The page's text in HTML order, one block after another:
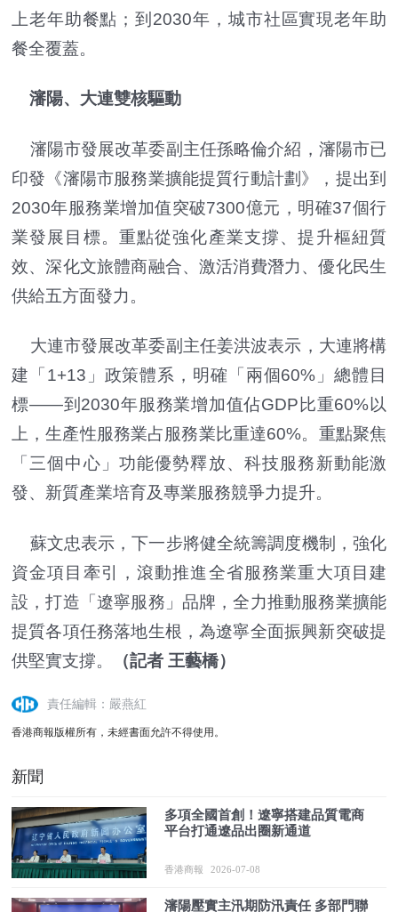
上老年助餐點；到2030年，城市社區實現老年助
餐全覆蓋。
瀋陽、大連雙核驅動
瀋陽市發展改革委副主任孫略倫介紹，瀋陽市已
印發《瀋陽市服務業擴能提質行動計劃》，提出到
2030年服務業增加值突破7300億元，明確37個行
業發展目標。重點從強化產業支撐、提升樞紐質
效、深化文旅體商融合、激活消費潛力、優化民生
供給五方面發力。
大連市發展改革委副主任姜洪波表示，大連將構
建「1+13」政策體系，明確「兩個60%」總體目
標——到2030年服務業增加值佔GDP比重60%以
上，生產性服務業占服務業比重達60%。重點聚焦
「三個中心」功能優勢釋放、科技服務新動能激
發、新質產業培育及專業服務競爭力提升。
蘇文忠表示，下一步將健全統籌調度機制，強化
資金項目牽引，滾動推進全省服務業重大項目建
設，打造「遼寧服務」品牌，全力推動服務業擴能
提質各項任務落地生根，為遼寧全面振興新突破提
供堅實支撐。
（記者 王藝橋）
責任編輯：嚴燕紅
香港商報版權所有，未經書面允許不得使用。
新聞
多項全國首創！遼寧搭建品質電商
平台打通遼品出圈新通道
香港商報 2026-07-08
瀋陽壓實主汛期防汛責任 多部門聯